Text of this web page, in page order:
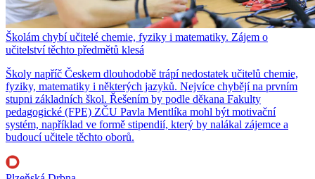
Školám chybí učitelé chemie, fyziky i matematiky. Zájem o
učitelství těchto předmětů klesá
Školy napříč Českem dlouhodobě trápí nedostatek učitelů chemie,
fyziky, matematiky i některých jazyků. Nejvíce chybějí na prvním
stupni základních škol. Řešením by podle děkana Fakulty
pedagogické (FPE) ZČU Pavla Mentlíka mohl být motivační
systém, například ve formě stipendií, který by nalákal zájemce a
budoucí učitele těchto oborů.